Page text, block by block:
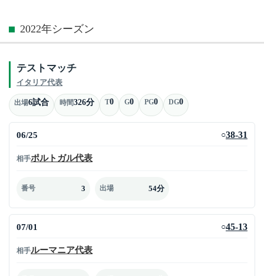
2022年シーズン
テストマッチ
イタリア代表
出場6試合 時間326分 T0 G0 PG0 DG0
06/25 ○38-31
相手ポルトガル代表
番号 3 出場 54分
07/01 ○45-13
相手ルーマニア代表